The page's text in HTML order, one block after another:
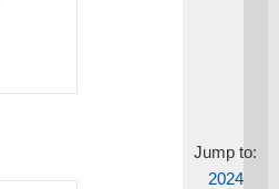
Jump to:
2024